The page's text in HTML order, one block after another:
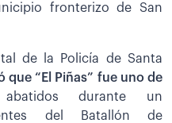
fronterizo de San
de la Policía de Santa
que “El Piñas” fue uno de
durante un
del Batallón de